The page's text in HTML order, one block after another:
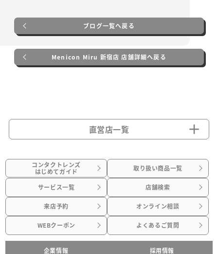
ブログ一覧へ戻る
Menicon Miru 新宿店 店舗詳細へ戻る
直営店一覧
コンタクトレンズ
はじめてガイド 取り扱い商品一覧
サービス一覧 店舗検索
来店予約 オンライン相談
WEBクーポン よくあるご質問
企業情報 採用情報